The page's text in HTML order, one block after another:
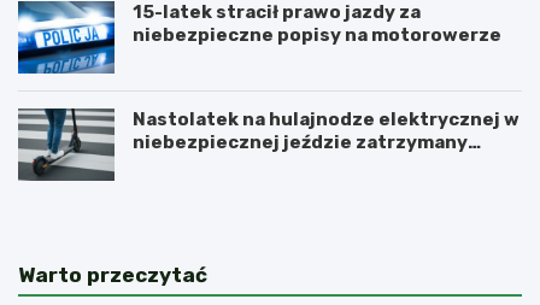
15-latek stracił prawo jazdy za
niebezpieczne popisy na motorowerze
Nastolatek na hulajnodze elektrycznej w
niebezpiecznej jeździe zatrzymany
Warto przeczytać